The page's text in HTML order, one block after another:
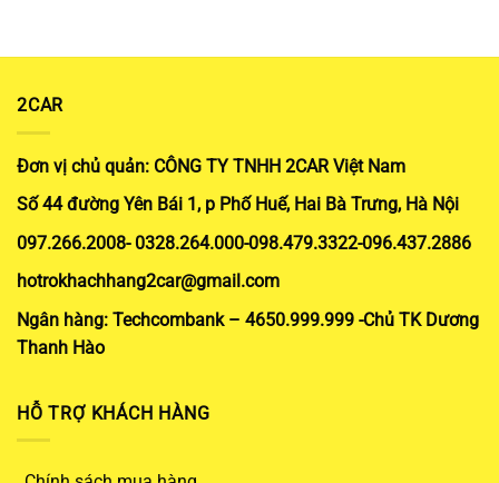
2CAR
Đơn vị chủ quản: CÔNG TY TNHH 2CAR Việt Nam
Số 44 đường Yên Bái 1, p Phố Huế, Hai Bà Trưng, Hà Nội
097.266.2008- 0328.264.000-098.479.3322-096.437.2886
hotrokhachhang2car@gmail.com
Ngân hàng: Techcombank – 4650.999.999 -Chủ TK Dương
Thanh Hào
HỖ TRỢ KHÁCH HÀNG